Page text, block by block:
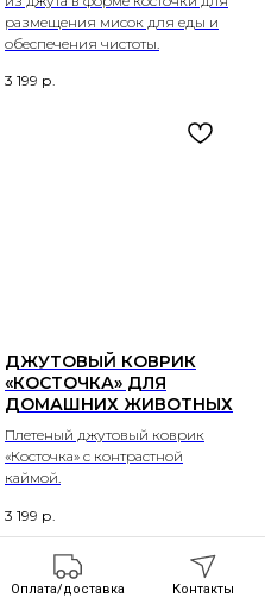
размещения мисок для еды и
обеспечения чистоты.
3 199 р.
ДЖУТОВЫЙ КОВРИК
«КОСТОЧКА» ДЛЯ
ДОМАШНИХ ЖИВОТНЫХ
Плетеный джутовый коврик
«Косточка» с контрастной
каймой.
3 199 р.
Оплата/доставка Контакты